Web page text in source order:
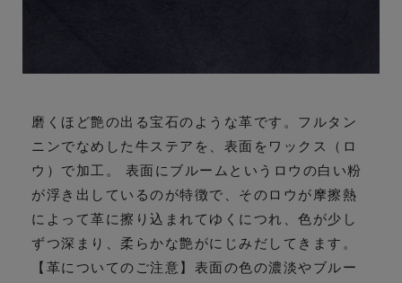
磨くほど艶の出る宝石のような革です。フルタン
ニンでなめした牛ステアを、表面をワックス（ロ
ウ）で加工。 表面にブルームというロウの白い粉
が浮き出しているのが特徴で、そのロウが摩擦熱
によって革に擦り込まれてゆくにつれ、色が少し
ずつ深まり、柔らかな艶がにじみだしてきます。
【革についてのご注意】表面の色の濃淡やブルー